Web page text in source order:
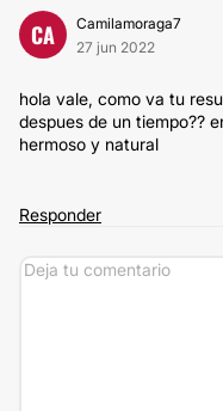
CA
Camilamoraga7
27 jun 2022
hola vale, como va tu
despues de un tiempo??
hermoso y natural
Responder